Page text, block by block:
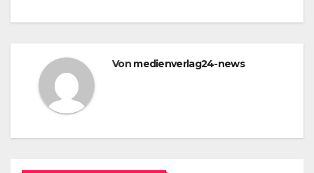
Von medienverlag24-news